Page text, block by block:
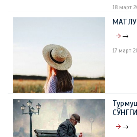
18 март
→
17 март
→